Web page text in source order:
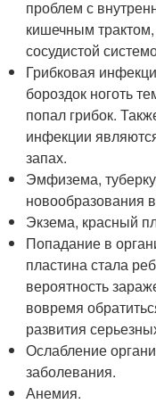
проблем с
кишечным
сосудистой
Грибковая
бороздок ноготь
попал грибок.
инфекции
запах.
Эмфизема,
новообразования
Экзема, красный
Попадание в
пластина стала
вероятность
вовремя
развития
Ослабление
заболевания.
Анемия.